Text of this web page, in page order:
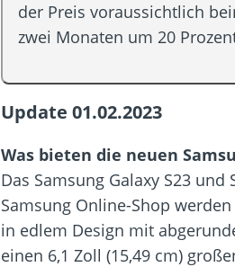
der Preis voraussichtlich
zwei Monaten um 20
Update 01.02.2023
Was bieten die neuen
Das Samsung Galaxy S23
Samsung Online-Shop
in edlem Design mit
einen 6,1 Zoll (15,49 cm)